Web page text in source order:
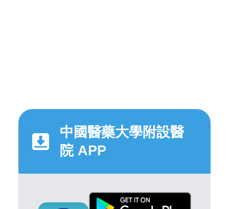
中國醫藥大學附設醫
院 APP